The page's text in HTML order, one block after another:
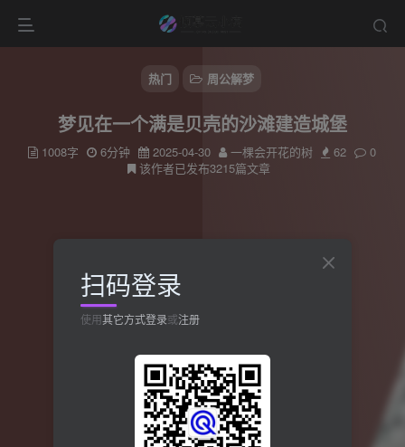
热门 周公解梦
梦见在一个满是贝壳的沙滩建造城堡
1008字 6分钟 2025-04-30 一棵会开花的树 62
0
该作者已发布3215篇文章
扫码登录
使用其它方式登录或注册